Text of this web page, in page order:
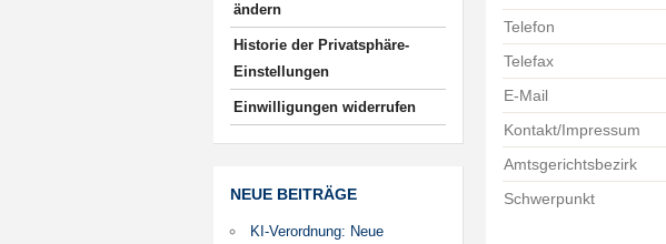
ändern
Historie der Privatsphäre-
Einstellungen
Einwilligungen widerrufen
NEUE BEITRÄGE
KI-Verordnung: Neue
Telefon
Telefax
E-Mail
Kontakt/Impressum
Amtsgerichtsbezirk
Schwerpunkt